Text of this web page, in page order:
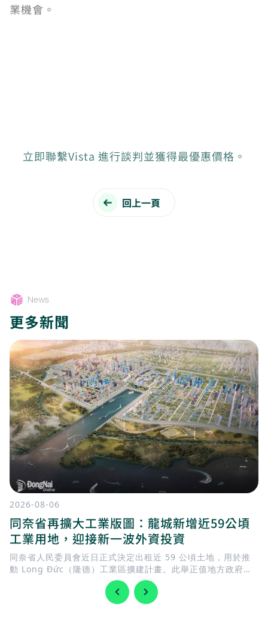
業機會。
立即聯繫Vista 進行談判並獲得最優惠價格。
回上一頁
News
更多新聞
2026-08-06
同奈省再擴大工業版圖：龍城新增近59公頃
工業用地，迎接新一波外資投資
同奈省人民委員會近日正式決定出租近 59 公頃土地，用於推
動 Long Đức（隆德）工業區擴建計畫。此舉正值地方政府加
快完善基礎建設，迎接 隆城國際機場 即將投入營運，同時持續
擴充工業用地，以滿足國內外企業日益增加的投資需求。